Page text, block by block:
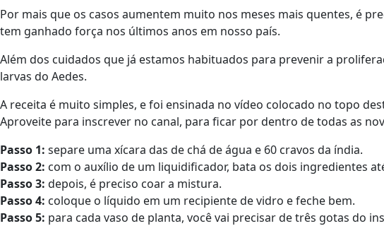
Por mais que os casos aumentem muito nos meses mais quentes, é
tem ganhado força nos últimos anos em nosso país.
Além dos cuidados que já estamos habituados para prevenir a
larvas do Aedes.
A receita é muito simples, e foi ensinada no vídeo colocado no topo
Aproveite para inscrever no canal, para ficar por dentro de todas as
Passo 1: separe uma xícara das de chá de água e 60 cravos da índia.
Passo 2: com o auxílio de um liquidificador, bata os dois ingredientes
Passo 3: depois, é preciso coar a mistura.
Passo 4: coloque o líquido em um recipiente de vidro e feche bem.
Passo 5: para cada vaso de planta, você vai precisar de três gotas do